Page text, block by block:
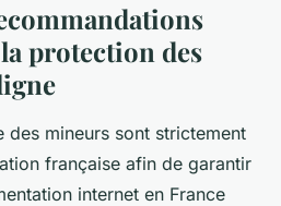
protection des
des mineurs sont strictement
française afin de garantir
internet en France